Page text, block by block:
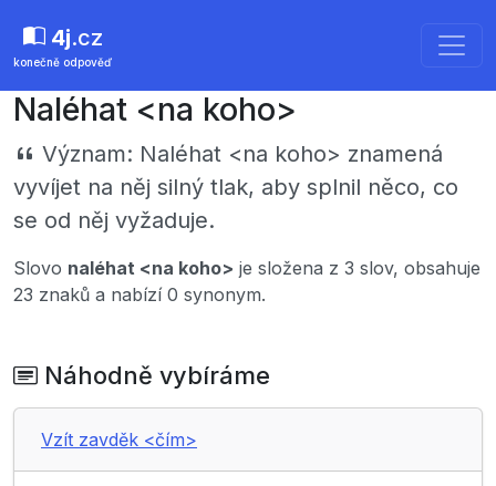
4j.cz
konečně odpověď
Naléhat <na koho>
Význam: Naléhat <na koho> znamená
vyvíjet na něj silný tlak, aby splnil něco, co
se od něj vyžaduje.
Slovo naléhat <na koho> je složena z 3 slov, obsahuje
23 znaků a nabízí 0 synonym.
Náhodně vybíráme
Vzít zavděk <čím>